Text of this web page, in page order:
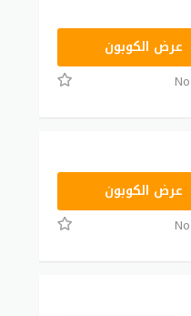
عرض الكوبون
عرض الكوبون